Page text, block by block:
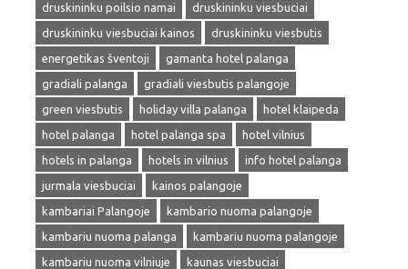
druskininku poilsio namai
druskininku viesbuciai
druskininku viesbuciai kainos
druskininku viesbutis
energetikas šventoji
gamanta hotel palanga
gradiali palanga
gradiali viesbutis palangoje
green viesbutis
holiday villa palanga
hotel klaipeda
hotel palanga
hotel palanga spa
hotel vilnius
hotels in palanga
hotels in vilnius
info hotel palanga
jurmala viesbuciai
kainos palangoje
kambariai Palangoje
kambario nuoma palangoje
kambariu nuoma palanga
kambariu nuoma palangoje
kambariu nuoma vilniuje
kaunas viesbuciai